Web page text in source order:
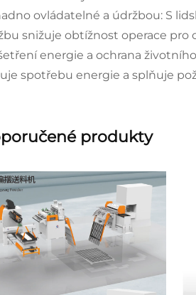
ovládatelné a údržbou: S
snižuje obtížnost operace pro
energie a ochrana
spotřebu energie a splňuje
produkty